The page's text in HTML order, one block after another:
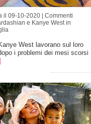
il 09-10-2020 | Commenti
e Kanye West in
West lavorano sul loro
i problemi dei mesi scorsi